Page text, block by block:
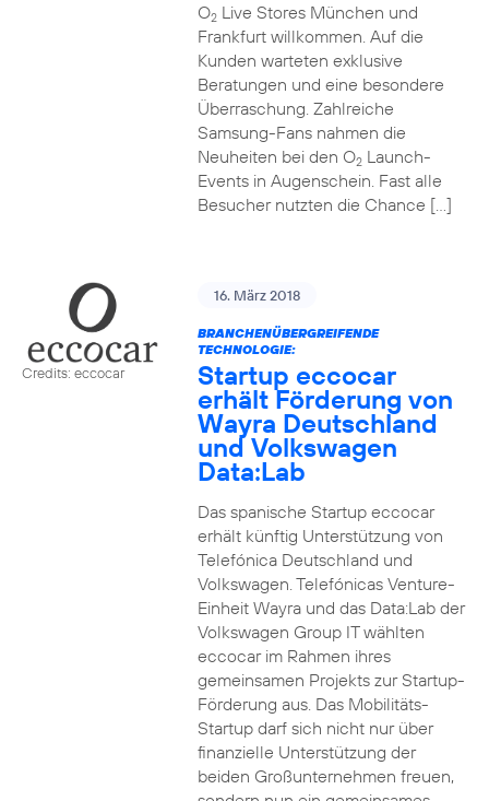
O2Live Stores München und
Frankfurt willkommen. Auf die
Kunden warteten exklusive
Beratungen und eine besondere
Überraschung. Zahlreiche
Samsung-Fans nahmen die
Neuheiten bei den O2Launch-
Events in Augenschein. Fast alle
Besucher nutzten die Chance […]
Credits: eccocar
16. März 2018
BRANCHENÜBERGREIFENDE
TECHNOLOGIE:
Startup eccocar
erhält Förderung von
Wayra Deutschland
und Volkswagen
Data:Lab
Das spanische Startup eccocar
erhält künftig Unterstützung von
Telefónica Deutschland und
Volkswagen. Telefónicas Venture-
Einheit Wayra und das Data:Lab der
Volkswagen Group IT wählten
eccocar im Rahmen ihres
gemeinsamen Projekts zur Startup-
Förderung aus. Das Mobilitäts-
Startup darf sich nicht nur über
finanzielle Unterstützung der
beiden Großunternehmen freuen,